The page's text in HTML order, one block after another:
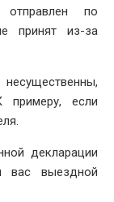
по
принят из-за
если
декларации
вас выездной